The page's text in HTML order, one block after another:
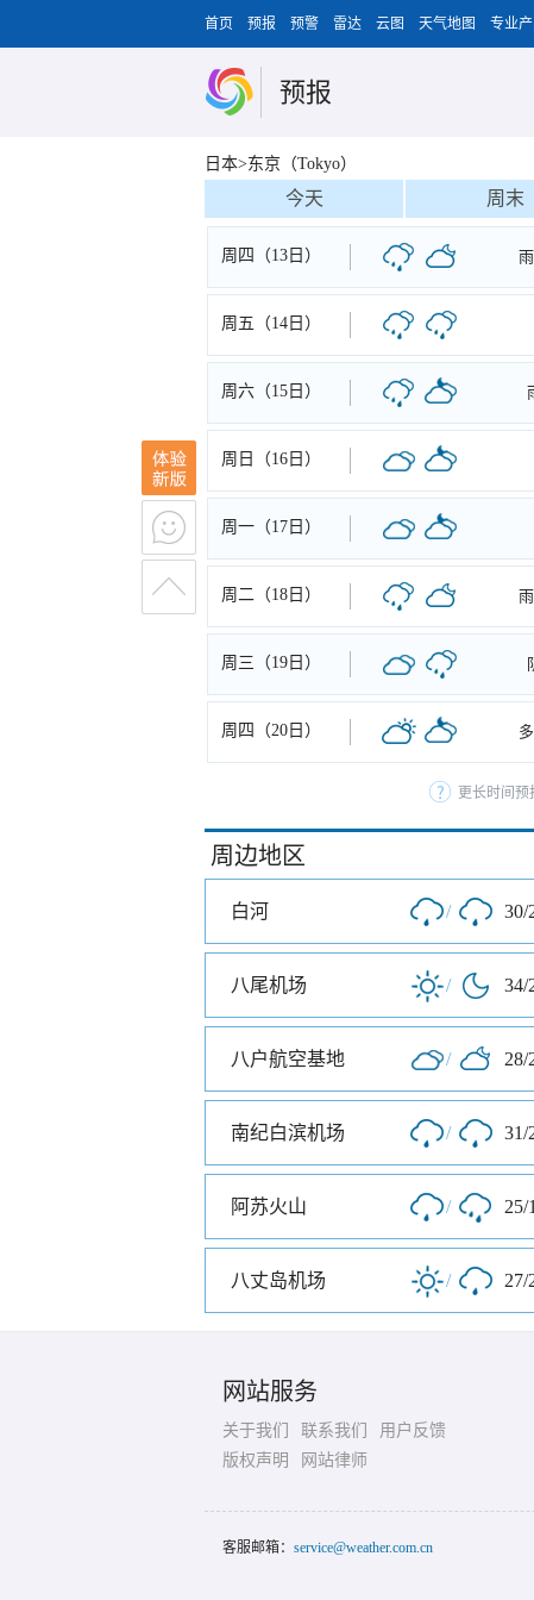
首页 预报 预警 雷达 云图 天气地图 专业
预报
日本>东京（Tokyo）
今天 周末
周四（13日）
周五（14日）
周六（15日）
周日（16日）
周一（17日）
周二（18日）
周三（19日）
周四（20日）
更长时间
周边地区
白河 / 30/
八尾机场 / 34/
八户航空基地 / 28/
南纪白滨机场 / 31/
阿苏火山 / 25/
八丈岛机场 / 27/
网站服务
关于我们 联系我们
用户反馈
版权声明
网站律师
客服邮箱： service@weather.com.cn